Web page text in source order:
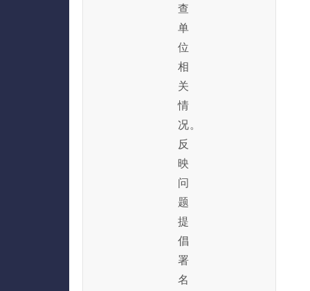
查
单
位
相
关
情
况。
反
映
问
题
提
倡
署
名